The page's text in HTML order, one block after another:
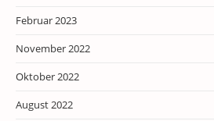
Februar 2023
November 2022
Oktober 2022
August 2022